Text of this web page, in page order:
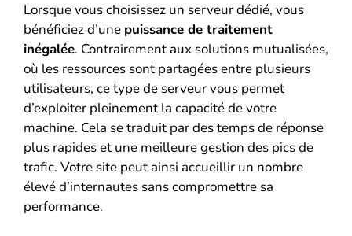
Lorsque vous choisissez un serveur dédié, vous
bénéficiez d’une puissance de traitement
inégalée. Contrairement aux solutions mutualisées,
où les ressources sont partagées entre plusieurs
utilisateurs, ce type de serveur vous permet
d’exploiter pleinement la capacité de votre
machine. Cela se traduit par des temps de réponse
plus rapides et une meilleure gestion des pics de
trafic. Votre site peut ainsi accueillir un nombre
élevé d’internautes sans compromettre sa
performance.